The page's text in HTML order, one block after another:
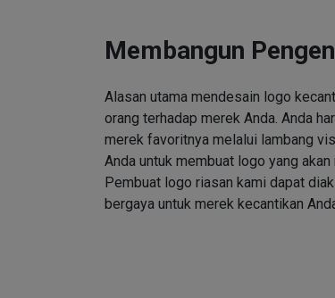
Membangun
Alasan utama mendesain logo
orang terhadap merek Anda. Anda
merek favoritnya melalui lambang
Anda untuk membuat logo yang
Pembuat logo riasan kami dapat
bergaya untuk merek kecantikan